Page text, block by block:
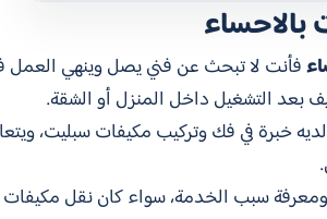
فأنت لا تبحث عن فني يصل وينهي العمل
بعد التشغيل داخل المنزل أو الشقة.
خبرة في فك وتركيب مكيفات سبليت،
سبب الخدمة، سواء كان نقل مكيفات